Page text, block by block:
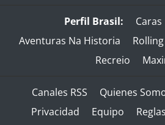
Perfil Brasil: Caras
Aventuras Na Historia
Recreio
Canales RSS Quienes
Privacidad
Equipo